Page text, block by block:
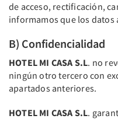
de acceso, rectificación,
informamos que los datos
B) Confidencialidad
HOTEL MI CASA S.L. no
ningún otro tercero con
apartados anteriores.
HOTEL MI CASA S.L.